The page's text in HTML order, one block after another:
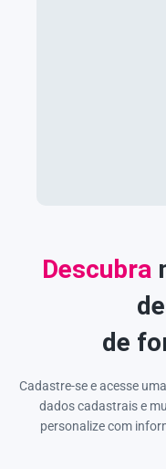
Descubra
de
Cadastre-se e acesse
dados cadastrais e
personalize com